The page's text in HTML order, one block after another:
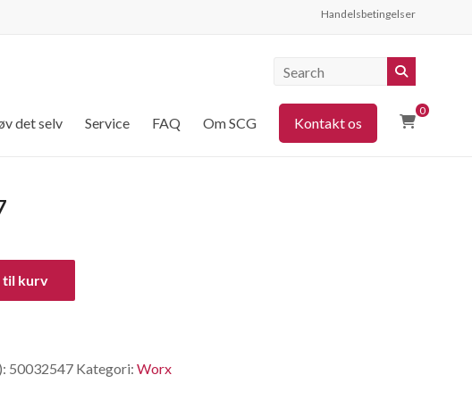
Handelsbetingelser
0
det selv Service FAQ Om SCG Kontakt os
til kurv
50032547 Kategori: Worx